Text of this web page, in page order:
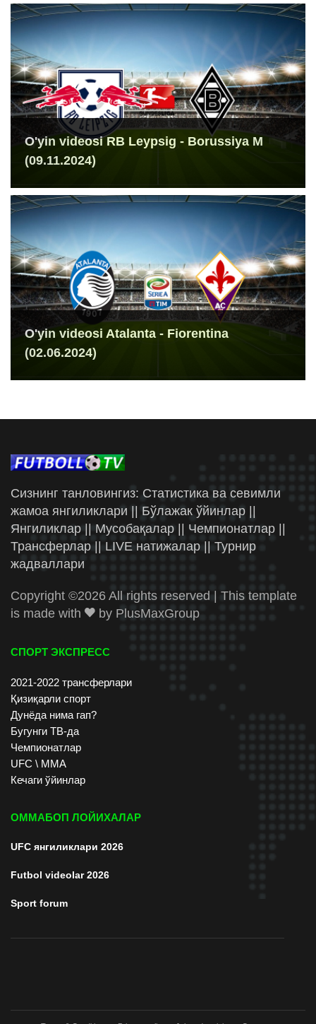
O'yin videosi RB Leypsig - Borussiya M
(09.11.2024)
O'yin videosi Atalanta - Fiorentina
(02.06.2024)
Сизнинг танловингиз: Статистика ва севимли
жамоа янгиликлари || Бўлажак ўйинлар ||
Янгиликлар || Мусобақалар || Чемпионатлар ||
Трансферлар || LIVE натижалар || Турнир
жадваллари
Copyright ©2026 All rights reserved | This template
is made with
by PlusMaxGroup
СПОРТ ЭКСПРЕСС
2021-2022 трансферлари
Қизиқарли спорт
Дунёда нима гап?
Бугунги ТВ-да
Чемпионатлар
UFC \ ММА
Кечаги ўйинлар
ОММАБОП ЛОЙИХАЛАР
UFC янгиликлари 2026
Futbol videolar 2026
Sport forum